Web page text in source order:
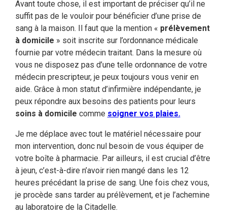
Avant toute chose, il est important de préciser qu’il ne
suffit pas de le vouloir pour bénéficier d’une prise de
sang à la maison. Il faut que la mention « prélèvement
à domicile » soit inscrite sur l’ordonnance médicale
fournie par votre médecin traitant. Dans la mesure où
vous ne disposez pas d’une telle ordonnance de votre
médecin prescripteur, je peux toujours vous venir en
aide. Grâce à mon statut d’infirmière indépendante, je
peux répondre aux besoins des patients pour leurs
soins à domicile comme soigner vos plaies.
Je me déplace avec tout le matériel nécessaire pour
mon intervention, donc nul besoin de vous équiper de
votre boîte à pharmacie. Par ailleurs, il est crucial d’être
à jeun, c’est-à-dire n’avoir rien mangé dans les 12
heures précédant la prise de sang. Une fois chez vous,
je procède sans tarder au prélèvement, et je l’achemine
au laboratoire de la Citadelle.